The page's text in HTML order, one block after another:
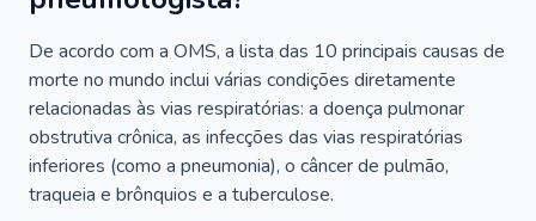
De acordo com a OMS, a lista das 10 principais causas de
morte no mundo inclui várias condições diretamente
relacionadas às vias respiratórias: a doença pulmonar
obstrutiva crônica, as infecções das vias respiratórias
inferiores (como a pneumonia), o câncer de pulmão,
traqueia e brônquios e a tuberculose.